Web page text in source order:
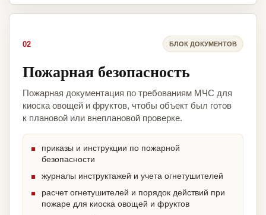
02 БЛОК ДОКУМЕНТОВ
Пожарная безопасность
Пожарная документация по требованиям МЧС для
киоска овощей и фруктов, чтобы объект был готов
к плановой или внеплановой проверке.
приказы и инструкции по пожарной
безопасности
журналы инструктажей и учета огнетушителей
расчет огнетушителей и порядок действий при
пожаре для киоска овощей и фруктов